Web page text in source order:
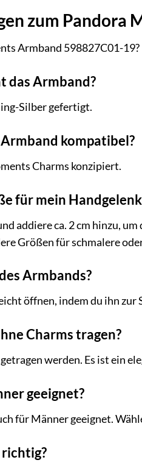
zum Pandora
Armband 598827C01-
das Armband?
Silber gefertigt.
kompatibel?
Charms konzipiert.
für mein
addiere ca. 2 cm hinzu,
Größen für schmalere
Armbands?
öffnen, indem du ihn
Charms tragen?
werden. Es ist ein
geeignet?
für Männer geeignet.